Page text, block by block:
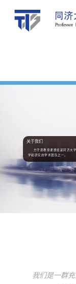
关于我们
方守恩教授课题组是同济大
学和研究的学术团队之一。
我们是一群